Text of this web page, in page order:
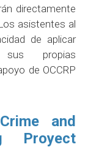
directamente
asistentes al
de aplicar
propias
de OCCRP
and
Proyect